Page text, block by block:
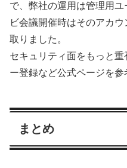
で、弊社の運用は管理用
ビ会議開催時はそのアカ
取りました。
セキュリティ面をもっと
ー登録など公式ページを参
まとめ